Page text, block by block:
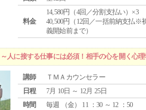
料金
14,580円（4回／分割支払い）×3
40,500円（12回／一括前納支払※
義開始前まで）
人に接する仕事には必須！相手の心を開く心理
講師
ＴＭＡカウンセラー
日程
7月 10日 ～ 12月 25日
時間
毎週 （金） 11 ：30 ～ 12 ：50